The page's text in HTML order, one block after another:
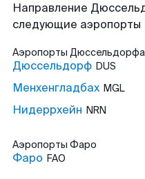
Направление
следующие аэропорты
Аэропорты Дюссельдорфа
Дюссельдорф DUS
Менхенгладбах MGL
Нидеррхейн NRN
Аэропорты Фаро
Фаро FAO